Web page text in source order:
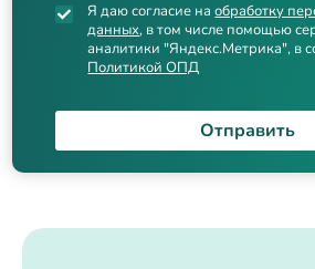
Я даю согласие наобработку
данных, в том числе помощью
аналитики "Яндекс.Метрика", в
Политикой ОПД
Отправить